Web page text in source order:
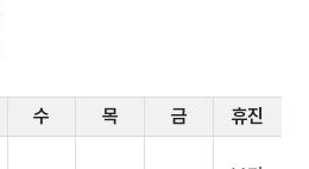
수 목 금
휴진